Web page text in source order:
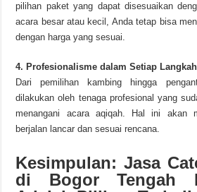
pilihan paket yang dapat disesuaikan
acara besar atau kecil, Anda tetap bisa
dengan harga yang sesuai.
4. Profesionalisme dalam Setiap Langkah
Dari pemilihan kambing hingga
dilakukan oleh tenaga profesional yang
menangani acara aqiqah. Hal ini akan
berjalan lancar dan sesuai rencana.
Kesimpulan: Jasa
di Bogor Tengah